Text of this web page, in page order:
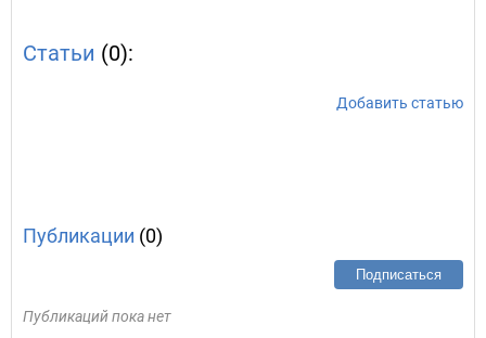
Статьи (0):
Добавить статью
Публикации (0)
Подписаться
Публикаций пока нет